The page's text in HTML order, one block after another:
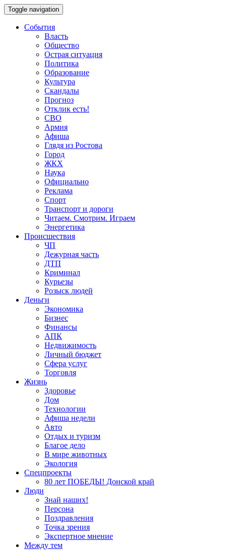
Toggle navigation
События
Власть
Общество
Острая ситуация
Политика
Образование
Культура
Скандалы
Прогноз
Отклик есть!
СВО
Армия
Афиша
Глядя из Ростова
Город
ЖКХ
Наука
Официально
Реклама
Спорт
Транспорт и дороги
Читаем. Смотрим. Играем
Энергетика
Происшествия
ЧП
Дежурная часть
ДТП
Криминал
Курьезы
Розыск людей
Деньги
Экономика
Бизнес
Финансы
АПК
Недвижимость
Личный бюджет
Сфера услуг
Торговля
Жизнь
Здоровье
Дом
Технологии
Афиша недели
Авто
Отдых и туризм
Благое дело
В мире животных
Экология
Спецпроекты
80 лет ПОБЕДЫ! Донской край
Люди
Знай наших!
Персона
Поздравления
Точка зрения
Экспертное мнение
Между тем